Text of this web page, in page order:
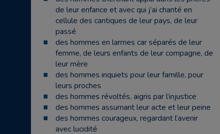
de leur enfance et avec qui j’ai chanté en
cellule des cantiques de leur pays, de leur
passé
des hommes en larmes car séparés de leur
femme, de leurs enfants de leur compagne, de
leur mère
des hommes inquiets pour leur famille, pour
leurs proches
des hommes révoltés, aigris par l’injustice
des hommes assumant leur acte et leur peine
des hommes courageux, regardant l’avenir
avec lucidité